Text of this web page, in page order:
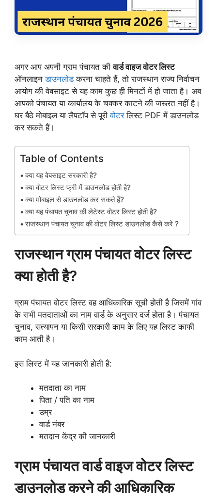
अगर आप अपनी ग्राम पंचायत कीवार्ड वाइज वोटर लिस्ट
ऑनलाइनडाउनलोडकरना चाहते हैं, तो राजस्थान राज्य निर्वाचन
आयोग की वेबसाइट से यह काम कुछ ही मिनटों में हो जाता है। अब
आपको पंचायत या कार्यालय के चक्कर काटने की जरूरत नहीं है।
घर बैठे मोबाइल या लैपटॉप से पूरीवोटरलिस्ट PDF में डाउनलोड
कर सकते हैं।
Table of Contents
क्या यह वेबसाइट सरकारी है?
क्या वोटर लिस्ट फ्री में डाउनलोड होती है?
क्या मोबाइल से डाउनलोड कर सकते हैं?
क्या यह पंचायत चुनाव की लेटेस्ट वोटर लिस्ट होती है?
राजस्थान पंचायत चुनाव की वोटर लिस्ट डाउनलोड कैसे करे ?
राजस्थान ग्राम पंचायत वोटर लिस्ट
क्या होती है?
ग्राम पंचायत वोटर लिस्ट वह आधिकारिक सूची होती है जिसमें गांव
के सभी मतदाताओं का नाम वार्ड के अनुसार दर्ज होता है। पंचायत
चुनाव, सत्यापन या किसी सरकारी काम के लिए यह लिस्ट काफी
काम आती है।
इस लिस्ट में यह जानकारी होती है:
मतदाता का नाम
पिता / पति का नाम
उम्र
वार्ड नंबर
मतदान केंद्र की जानकारी
ग्राम पंचायत वार्ड वाइज वोटर लिस्ट
डाउनलोड करने की आधिकारिक